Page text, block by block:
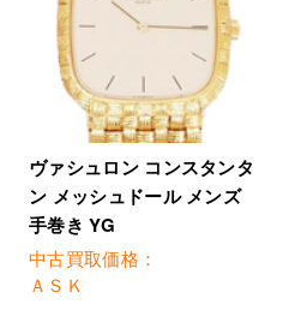
ヴァシュロン コンスタンタ
ン メッシュドール メンズ
手巻き YG
中古買取価格：
ＡＳＫ